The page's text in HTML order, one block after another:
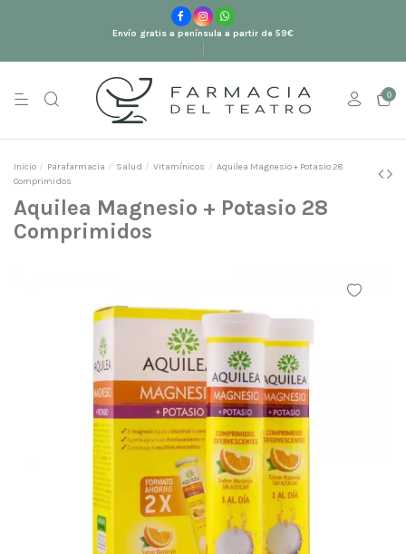
Envío gratis a península a partir de 59€
0
Inicio Parafarmacia Salud Vitamínicos
Aquilea Magnesio + Potasio 28
Comprimidos
Aquilea Magnesio + Potasio 28
Comprimidos